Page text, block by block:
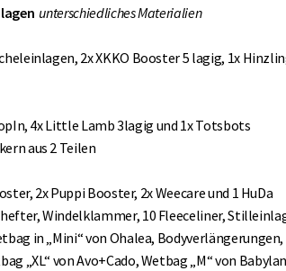
unterschiedliches Materialien
2x XKKO Booster 5 lagig, 1x
4x Little Lamb 3lagig und 1x Totsbots
aus 2 Teilen
2x Puppi Booster, 2x Weecare und 1 HuDa
Windelklammer, 10 Fleeceliner,
in „Mini“ von Ohalea, Bodyverlängerungen,
„XL“ von Avo+Cado, Wetbag „M“ von